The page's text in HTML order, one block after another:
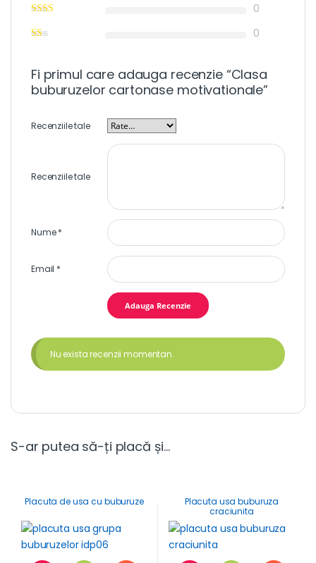
0
0
Fi primul care adauga recenzie “Clasa
buburuzelor cartonase motivationale”
Recenziile tale
Recenziile tale
Nume*
Email *
Nu exista recenzii momentan.
S-ar putea să-ți placă și…
Placuta de usa cu buburuze
Placuta usa buburuza
craciunita